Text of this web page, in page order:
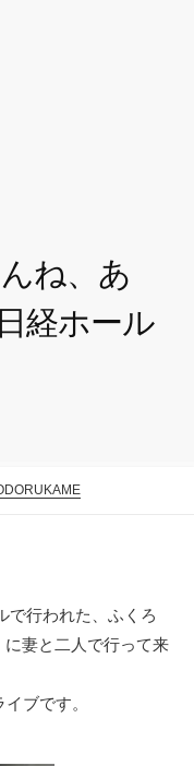
ね、あ
経ホール
で行われた、ふくろ
妻と二人で行って来
ブです。